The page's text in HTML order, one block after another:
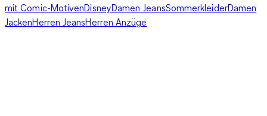
mit Comic-MotivenDisneyDamen JeansSommerkleiderDamen
JackenHerren JeansHerren Anzüge